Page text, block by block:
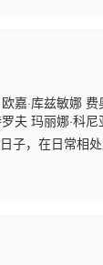
嘉·库兹敏娜
夫 玛丽娜·科
娅·扎伊卡
·米罗诺娃
子，在日常相
蛋的小状况。